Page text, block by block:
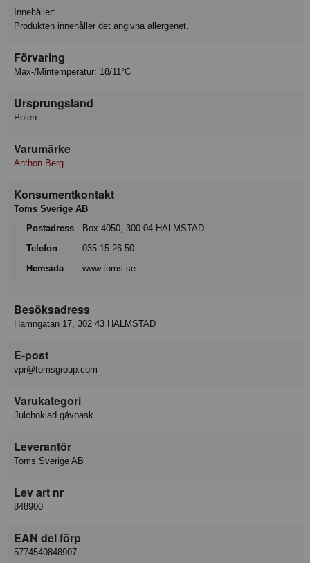
Innehåller:
Produkten innehåller det angivna allergenet.
Förvaring
Max-/Mintemperatur: 18/11°C
Ursprungsland
Polen
Varumärke
Anthon Berg
Konsumentkontakt
Toms Sverige AB
Postadress
Box 4050, 300 04 HALMSTAD
Telefon
035-15 26 50
Hemsida
www.toms.se
Besöksadress
Hamngatan 17, 302 43 HALMSTAD
E-post
vpr@tomsgroup.com
Varukategori
Julchoklad gåvoask
Leverantör
Toms Sverige AB
Lev art nr
848900
EAN del förp
5774540848907